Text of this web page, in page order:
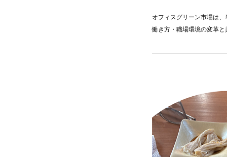
オフィスグリーン市場は
働き方・職場環境の変革